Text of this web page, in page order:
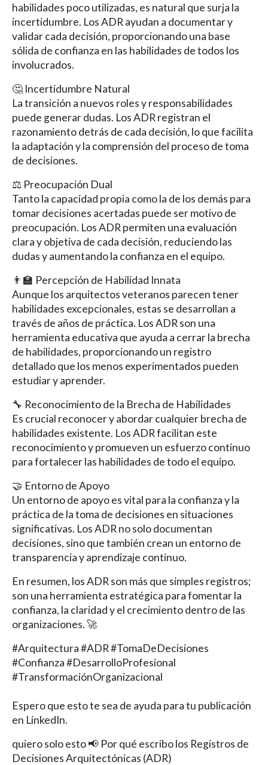
habilidades poco utilizadas, es natural que surja la
incertidumbre. Los ADR ayudan a documentar y
validar cada decisión, proporcionando una base
sólida de confianza en las habilidades de todos los
involucrados.
🤔 Incertidumbre Natural
La transición a nuevos roles y responsabilidades
puede generar dudas. Los ADR registran el
razonamiento detrás de cada decisión, lo que facilita
la adaptación y la comprensión del proceso de toma
de decisiones.
⚖️ Preocupación Dual
Tanto la capacidad propia como la de los demás para
tomar decisiones acertadas puede ser motivo de
preocupación. Los ADR permiten una evaluación
clara y objetiva de cada decisión, reduciendo las
dudas y aumentando la confianza en el equipo.
👨‍🏫 Percepción de Habilidad Innata
Aunque los arquitectos veteranos parecen tener
habilidades excepcionales, estas se desarrollan a
través de años de práctica. Los ADR son una
herramienta educativa que ayuda a cerrar la brecha
de habilidades, proporcionando un registro
detallado que los menos experimentados pueden
estudiar y aprender.
🔧 Reconocimiento de la Brecha de Habilidades
Es crucial reconocer y abordar cualquier brecha de
habilidades existente. Los ADR facilitan este
reconocimiento y promueven un esfuerzo continuo
para fortalecer las habilidades de todo el equipo.
🤝 Entorno de Apoyo
Un entorno de apoyo es vital para la confianza y la
práctica de la toma de decisiones en situaciones
significativas. Los ADR no solo documentan
decisiones, sino que también crean un entorno de
transparencia y aprendizaje continuo.
En resumen, los ADR son más que simples registros;
son una herramienta estratégica para fomentar la
confianza, la claridad y el crecimiento dentro de las
organizaciones. 🚀
#Arquitectura #ADR #TomaDeDecisiones
#Confianza #DesarrolloProfesional
#TransformaciónOrganizacional
Espero que esto te sea de ayuda para tu publicación
en LinkedIn.
quiero solo esto 📢 Por qué escribo los Registros de
Decisiones Arquitectónicas (ADR)